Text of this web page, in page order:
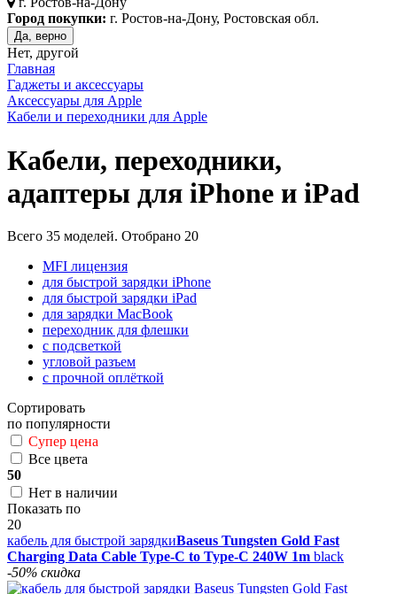
Город покупки: г. Ростов-на-Дону, Ростовская обл.
Да, верно
Нет, другой
Главная
Гаджеты и аксессуары
Аксессуары для Apple
Кабели и переходники для Apple
Кабели, переходники,
адаптеры для iPhone и iPad
Всего 35 моделей. Отобрано 20
MFI лицензия
для быстрой зарядки iPhone
для быстрой зарядки iPad
для зарядки MacBook
переходник для флешки
с подсветкой
угловой разъем
с прочной оплёткой
Сортировать
по популярности
Супер цена
Все цвета
50
Нет в наличии
Показать по
20
кабель для быстрой зарядкиBaseus Tungsten Gold Fast
Charging Data Cable Type-C to Type-C 240W 1m black
-50% скидка